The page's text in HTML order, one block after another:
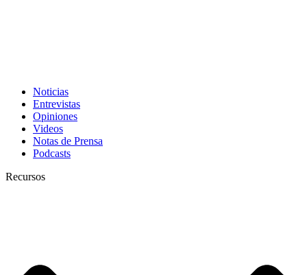
Noticias
Entrevistas
Opiniones
Videos
Notas de Prensa
Podcasts
Recursos